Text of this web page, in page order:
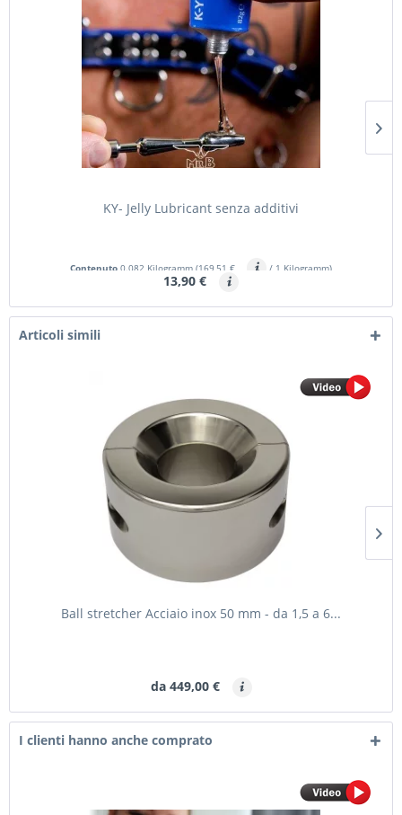
KY- Jelly Lubricant senza additivi
Contenuto 0.082 Kilogramm (169,51 € / 1 Kilogramm)
13,90 €
Articoli simili
Ball stretcher Acciaio inox 50 mm - da 1,5 a 6...
da 449,00 €
I clienti hanno anche comprato